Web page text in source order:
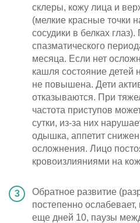
склеры, кожу лица и
(мелкие красные точки
сосудики в белках
спазматического
месяца. Если нет
кашля состояние детей
не повышена. Дети
отказываются. При
частота приступов
сутки, из-за них
одышка, аппетит
осложнения. Лицо
кровоизлияниями на
Обратное развитие
постепенно
еще дней 10, паузы